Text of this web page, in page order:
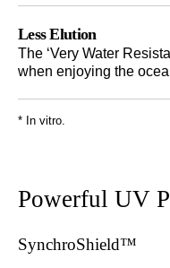
Less Elution
The ‘Very Water
when enjoying the
* In vitro.
Powerful UV
SynchroShield™